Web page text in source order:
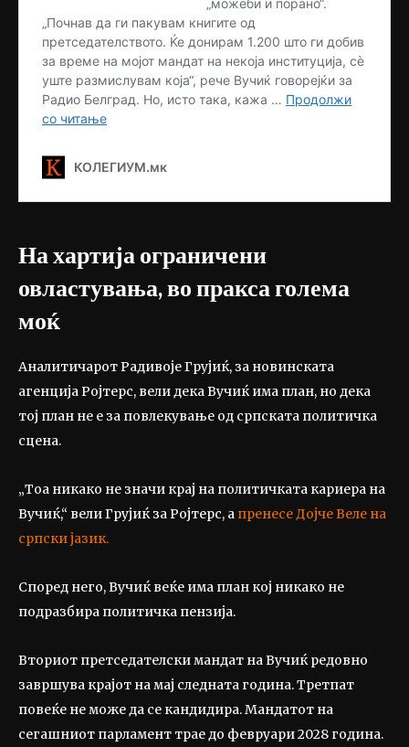
На хартија ограничени
овластувања, во пракса голема
моќ
Аналитичарот Радивоје Грујиќ, за новинската
агенција Ројтерс, вели дека Вучиќ има план, но дека
тој план не е за повлекување од српската политичка
сцена.
„Тоа никако не значи крај на политичката кариера на
Вучиќ,“ вели Грујиќ за Ројтерс, а пренесе Дојче Веле на
српски јазик.
Според него, Вучиќ веќе има план кој никако не
подразбира политичка пензија.
Вториот претседателски мандат на Вучиќ редовно
завршува крајот на мај следната година. Третпат
повеќе не може да се кандидира. Мандатот на
сегашниот парламент трае до февруари 2028 година.